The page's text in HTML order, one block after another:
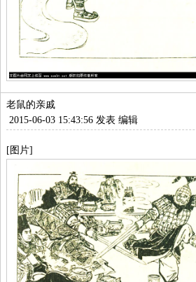
老鼠的亲戚
2015-06-03 15:43:56 发表 编辑
[图片]